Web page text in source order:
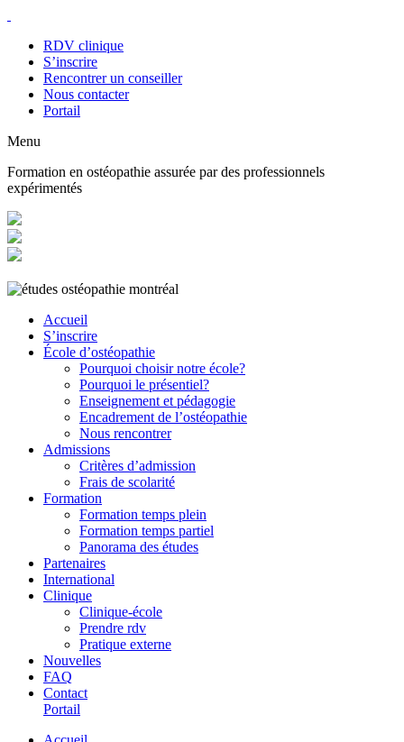
RDV clinique
S’inscrire
Rencontrer un conseiller
Nous contacter
Portail
Menu
Formation en ostéopathie assurée par des professionnels
expérimentés
Accueil
S’inscrire
École d’ostéopathie
Pourquoi choisir notre école?
Pourquoi le présentiel?
Enseignement et pédagogie
Encadrement de l’ostéopathie
Nous rencontrer
Admissions
Critères d’admission
Frais de scolarité
Formation
Formation temps plein
Formation temps partiel
Panorama des études
Partenaires
International
Clinique
Clinique-école
Prendre rdv
Pratique externe
Nouvelles
FAQ
Contact
Portail